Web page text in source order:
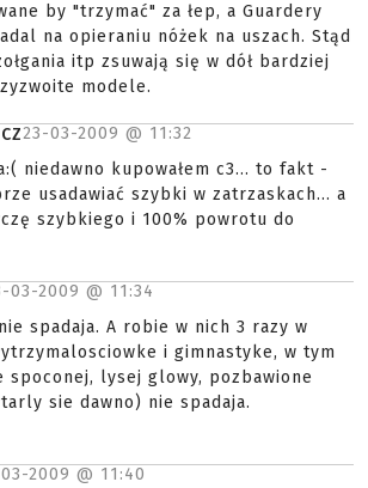
by "trzymać" za łep, a Guardery
na opieraniu nóżek na uszach. Stąd
itp zsuwają się w dół bardziej
modele.
23-03-2009 @ 11:32
niedawno kupowałem c3... to fakt -
usadawiać szybki w zatrzaskach... a
szybkiego i 100% powrotu do
03-2009 @ 11:34
spadaja. A robie w nich 3 razy w
i gimnastyke, w tym
spoconej, lysej glowy, pozbawione
sie dawno) nie spadaja.
2009 @ 11:40